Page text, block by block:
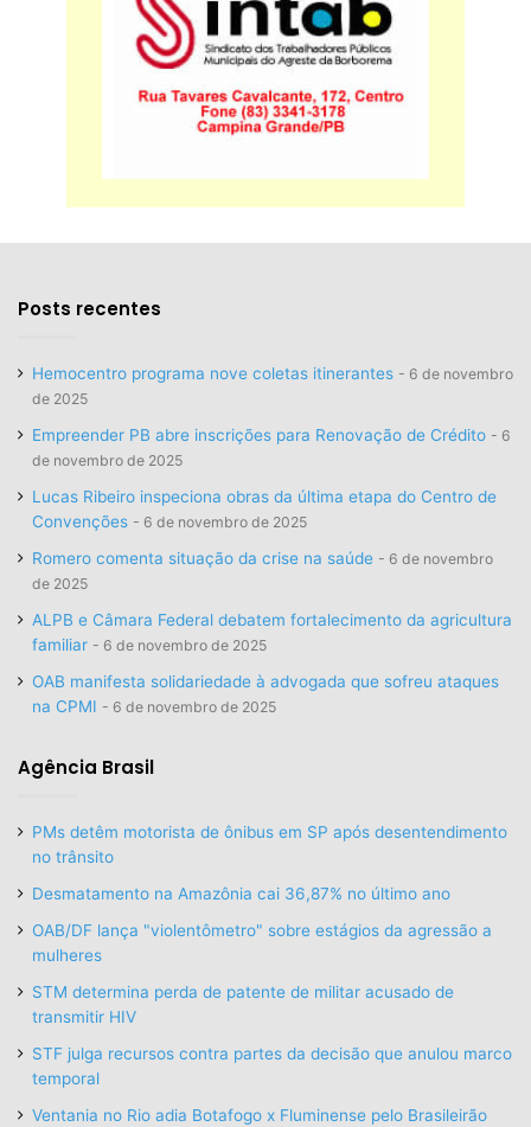
Posts recentes
Hemocentro programa nove coletas itinerantes
6 de novembro
de 2025
Empreender PB abre inscrições para Renovação de Crédito
6
de novembro de 2025
Lucas Ribeiro inspeciona obras da última etapa do Centro de
Convenções
6 de novembro de 2025
Romero comenta situação da crise na saúde
6 de novembro
de 2025
ALPB e Câmara Federal debatem fortalecimento da agricultura
familiar
6 de novembro de 2025
OAB manifesta solidariedade à advogada que sofreu ataques
na CPMI
6 de novembro de 2025
Agência Brasil
PMs detêm motorista de ônibus em SP após desentendimento
no trânsito
Desmatamento na Amazônia cai 36,87% no último ano
OAB/DF lança "violentômetro" sobre estágios da agressão a
mulheres
STM determina perda de patente de militar acusado de
transmitir HIV
STF julga recursos contra partes da decisão que anulou marco
temporal
Ventania no Rio adia Botafogo x Fluminense pelo Brasileirão